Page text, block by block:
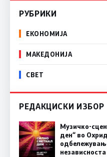
РУБРИКИ
ЕКОНОМИЈА
МАКЕДОНИЈА
СВЕТ
РЕДАКЦИСКИ ИЗБОР
Музичко-
ден“ во